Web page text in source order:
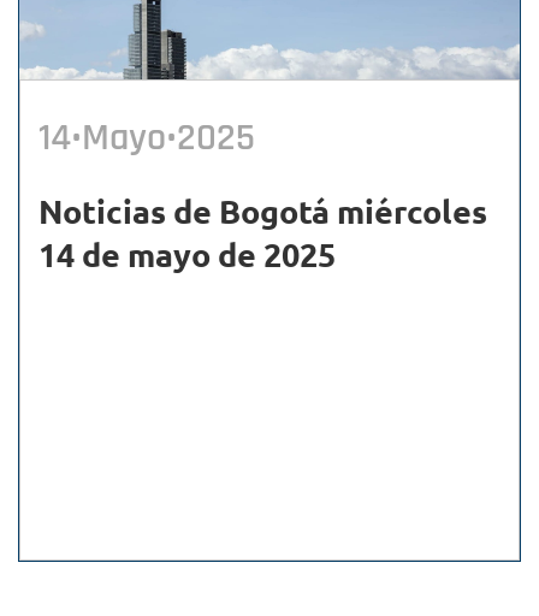
14•Mayo•2025
Noticias de Bogotá miércoles
14 de mayo de 2025